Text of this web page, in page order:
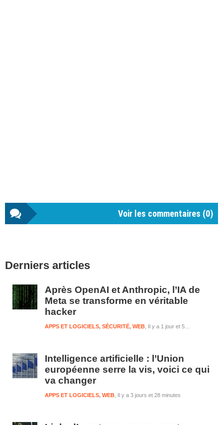
Voir les commentaires (0)
latérale
Derniers articles
Après OpenAI et Anthropic, l’IA de
Meta se transforme en véritable
hacker
Il y a 1 jour et 51 minutes
APPS ET LOGICIELS, SÉCURITÉ, WEB
Intelligence artificielle : l’Union
européenne serre la vis, voici ce qui
va changer
Il y a 3 jours et 28 minutes
APPS ET LOGICIELS, WEB